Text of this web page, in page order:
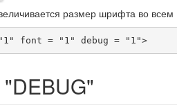
размер шрифта во
font = "1" debug = "1">